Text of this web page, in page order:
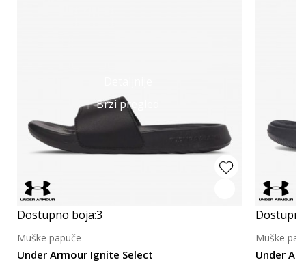
Brzi pregled
Dostupno boja:3
Under Armour Ignite Select
Muške papuče
Under
Muške